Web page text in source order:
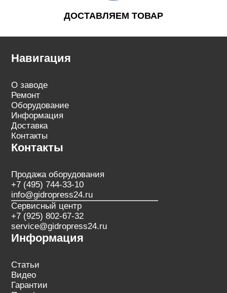
ДОСТАВЛЯЕМ ТОВАР
Навигация
О заводе
Ремонт
Оборудование
Информация
Доставка
Контакты
Контакты
Продажа оборудования
+7 (495) 744-33-10
info@gidropress24.ru
Сервисный центр
+7 (925) 802-67-32
service@gidropress24.ru
Информация
Статьи
Видео
Гарантии